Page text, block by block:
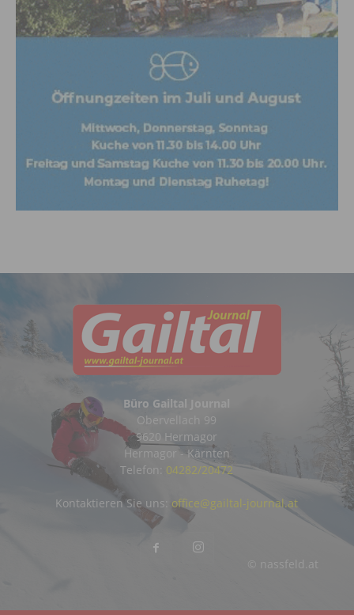
Büro Gailtal Journal
Obervellach 99
9620 Hermagor
Hermagor - Kärnten
Telefon: 04282/20472
© nassfeld.at
Kontaktieren Sie uns: office@gailtal-journal.at